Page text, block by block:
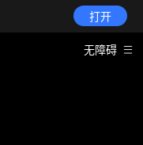
打开
无障碍